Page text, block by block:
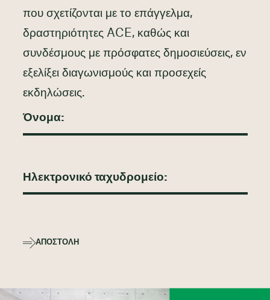
που σχετίζονται με το επάγγελμα,
δραστηριότητες ACE, καθώς και
συνδέσμους με πρόσφατες δημοσιεύσεις, εν
εξελίξει διαγωνισμούς και προσεχείς
εκδηλώσεις.
ΑΠΟΣΤΟΛΉ